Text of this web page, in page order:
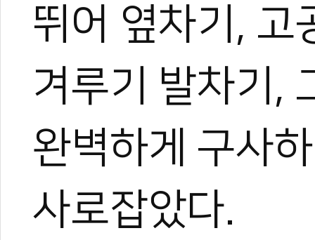
뛰어 옆차기, 고
겨루기 발차기,
완벽하게 구사
사로잡았다.